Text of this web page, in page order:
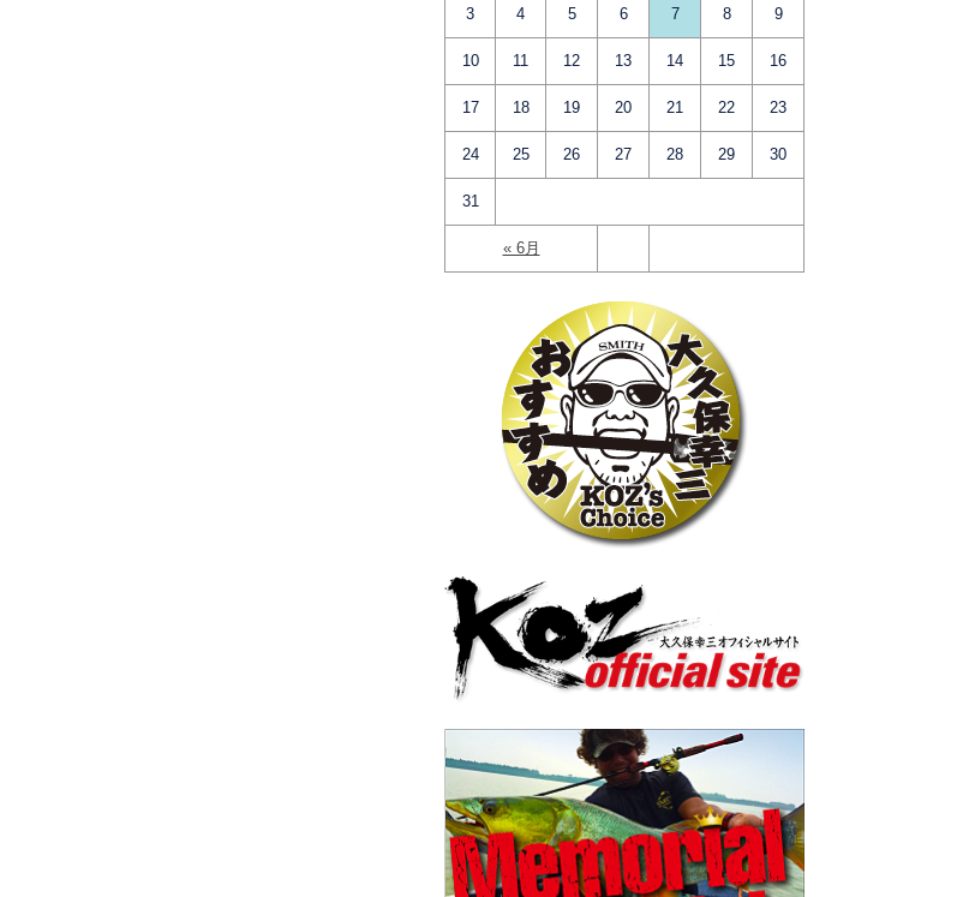
« 6月
3 4 5 6 7 8 9
10 11 12 13 14 15 16
17 18 19 20 21 22 23
24 25 26 27 28 29 30
31